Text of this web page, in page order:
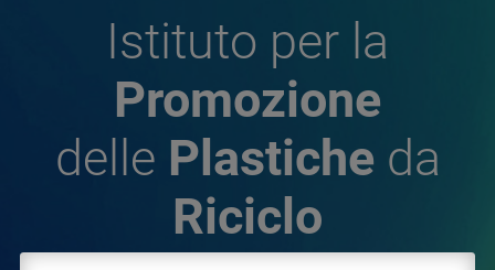
Istituto per la
Promozione
delle Plastiche da
Riciclo